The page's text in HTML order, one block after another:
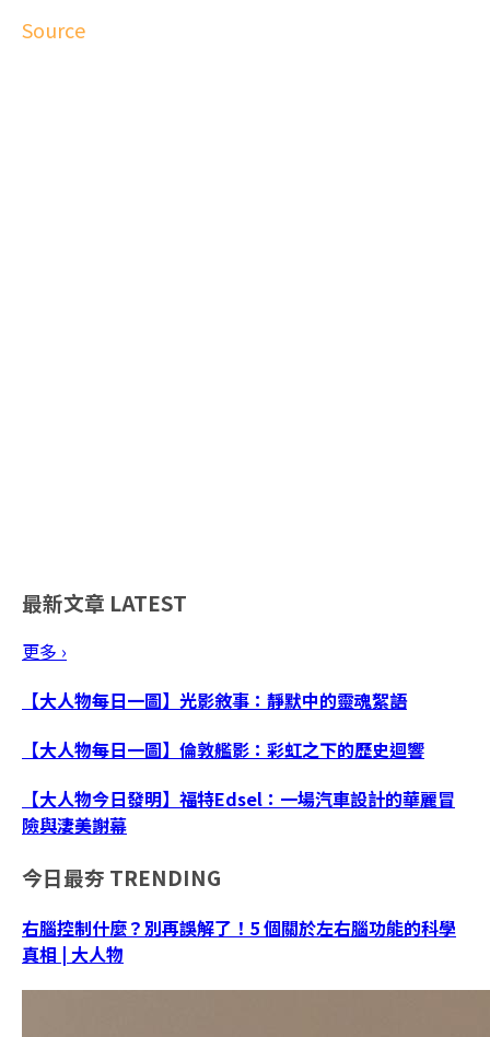
Source
最新文章 LATEST
更多 ›
【大人物每日一圖】光影敘事：靜默中的靈魂絮語
【大人物每日一圖】倫敦艦影：彩虹之下的歷史迴響
【大人物今日發明】福特Edsel：一場汽車設計的華麗冒
險與淒美謝幕
今日最夯 TRENDING
右腦控制什麼？別再誤解了！5 個關於左右腦功能的科學
真相 | 大人物